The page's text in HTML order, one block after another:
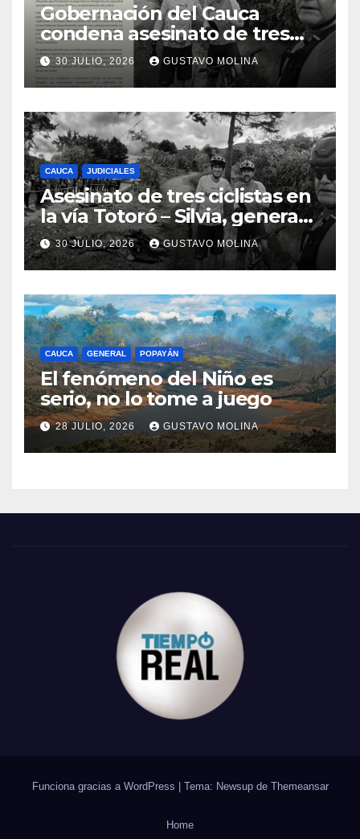
Gobernación del Cauca
condena asesinato de tres
ciudadanos y exige medidas
urgentes al Gobierno
Nacional
30 JULIO, 2026 GUSTAVO MOLINA
CAUCA JUDICIALES
Asesinato de tres ciclistas en
la vía Totoró – Silvia, genera
consternación en el Cauca
30 JULIO, 2026 GUSTAVO MOLINA
CAUCA GENERAL POPAYÁN
El fenómeno del Niño es
serio, no lo tome a juego
28 JULIO, 2026 GUSTAVO MOLINA
Funciona gracias a WordPress Tema: Newsup de Themeansar
Home